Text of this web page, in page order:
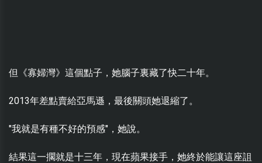
但《寡婦灣》這個點子，她腦子裏藏了快二十年。
2013年差點賣給亞馬遜，最後關頭她退縮了。
"我就是有種不好的預感"，她說。
結果這一擱就是十三年，現在蘋果接手，她終於能讓這座詛